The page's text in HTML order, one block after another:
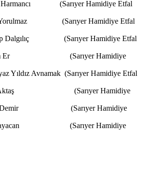
Harmancı (Sarıyer Hamidiye Etfal
Yorulmaz (Sarıyer Hamidiye Etfal
Dalgılıç (Sarıyer Hamidiye Etfal
Er (Sarıyer Hamidiye
Yıldız Avnamak (Sarıyer Hamidiye Etfal
Aktaş (Sarıyer Hamidiye
Demir (Sarıyer Hamidiye
Kayacan (Sarıyer Hamidiye